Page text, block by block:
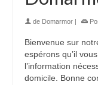
de Domarmor
Bienvenue sur
espérons qu’il
l’information
domicile. Bonne